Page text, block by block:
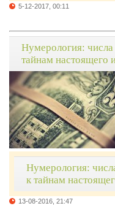
5-12-2017, 00:11
Нумерология: числа
тайнам настоящего
Нумерология:
к тайнам
13-08-2016, 21:47